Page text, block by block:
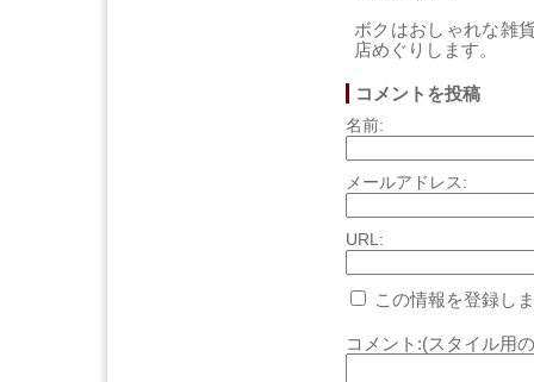
ボクはおしゃれな雑
店めぐりします。
コメントを投稿
名前:
メールアドレス:
URL:
この情報を登録し
コメント:(スタイル用